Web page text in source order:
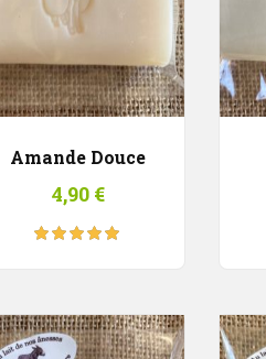
Amande Douce
4,90 €